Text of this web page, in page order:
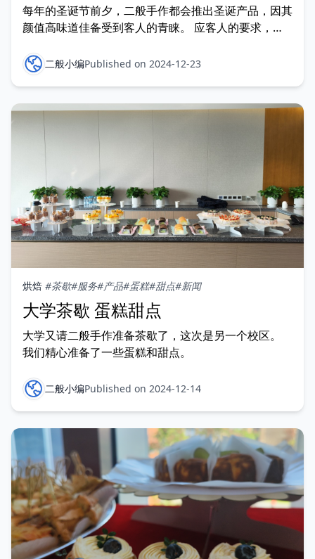
每年的圣诞节前夕，二般手作都会推出圣诞产品，因其
颜值高味道佳备受到客人的青睐。 应客人的要求，
二般小编Published on 2024-12-23
烘焙 #茶歇#服务#产品#蛋糕#甜点#新闻
大学茶歇 蛋糕甜点
大学又请二般手作准备茶歇了，这次是另一个校区。
我们精心准备了一些蛋糕和甜点。
二般小编Published on 2024-12-14